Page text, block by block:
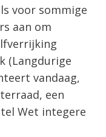
voor sommige
aan om
(Langdurige
vandaag,
een
Wet integere